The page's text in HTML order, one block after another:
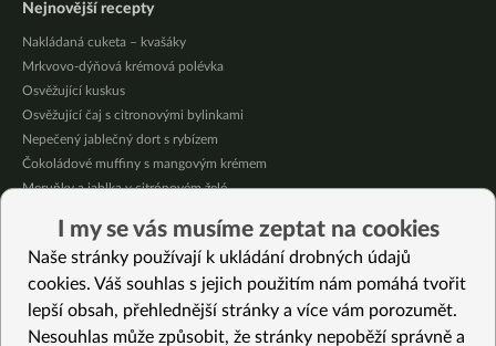
Nejnovější recepty
Nakládaná cuketa – kvašáky
Mrkvovo-dýňová krémová polévka
Osvěžující kuskus
Osvěžující čaj s citronovými bylinkami
Nepečený jablečný dort s rybízem
Čokoládové muffiny s mangovým krémem
Meruňky a jablka v citrónovém želé
Celozrnná rýže basmati se zeleninou
Citrónové muffiny s borůvkovým krémem
Vybrané recepty
I my se vás musíme zeptat na cookies
Naše stránky používají k ukládání drobných údajů
cookies. Váš souhlas s jejich použitím nám pomáhá tvořit
lepší obsah, přehlednější stránky a více vám porozumět.
Nesouhlas může způsobit, že stránky nepoběží správně a